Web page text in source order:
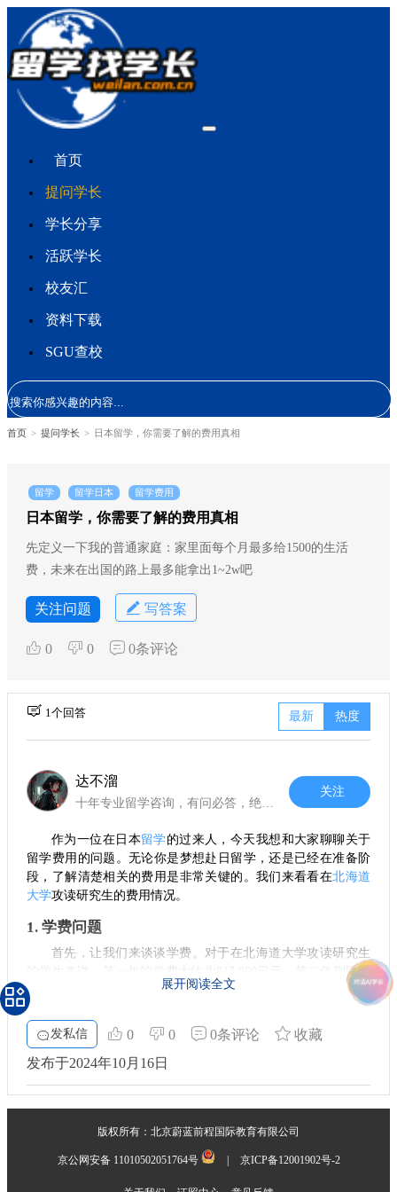
首页
提问学长
学长分享
活跃学长
校友汇
资料下载
SGU查校
首页 > 提问学长 > 日本留学，你需要了解的费用真相
留学 留学日本 留学费用
日本留学，你需要了解的费用真相
先定义一下我的普通家庭：家里面每个月最多给1500的生活
费，未来在出国的路上最多能拿出1~2w吧
关注问题 写答案
0 0 0条评论
1个回答 最新 热度
达不溜
十年专业留学咨询，有问必答，绝不忽悠
关注
作为一位在日本留学的过来人，今天我想和大家聊聊关于
留学费用的问题。无论你是梦想赴日留学，还是已经在准备阶
段，了解清楚相关的费用是非常关键的。我们来看看在北海道
大学攻读研究生的费用情况。
1. 学费问题
首先，让我们来谈谈学费。对于在北海道大学攻读研究生
的学生来说，第一年的学费大约为817,800日元，第二年则降低
至535,800日元。这两年的学费合起来，已经超过了135万日
元。这样的费用，对于许多家庭来说，无疑是一个不小的负
担。
2. 生活费用
除了学费，我们还要考虑到生活费的问题。在日本，每个
常的饮食、交通，还有住宿费用。特别是想要入住大学宿舍的
学生，机会是有限的，所以很有可能需要自行租房，这一部分
的支出也要提前计算在内。
展开阅读全文
发私信 0 0 0条评论
收藏
发布于2024年10月16日
版权所有：北京蔚蓝前程国际教育有限公司
京公网安备 11010502051764号 京ICP备12001902号-2